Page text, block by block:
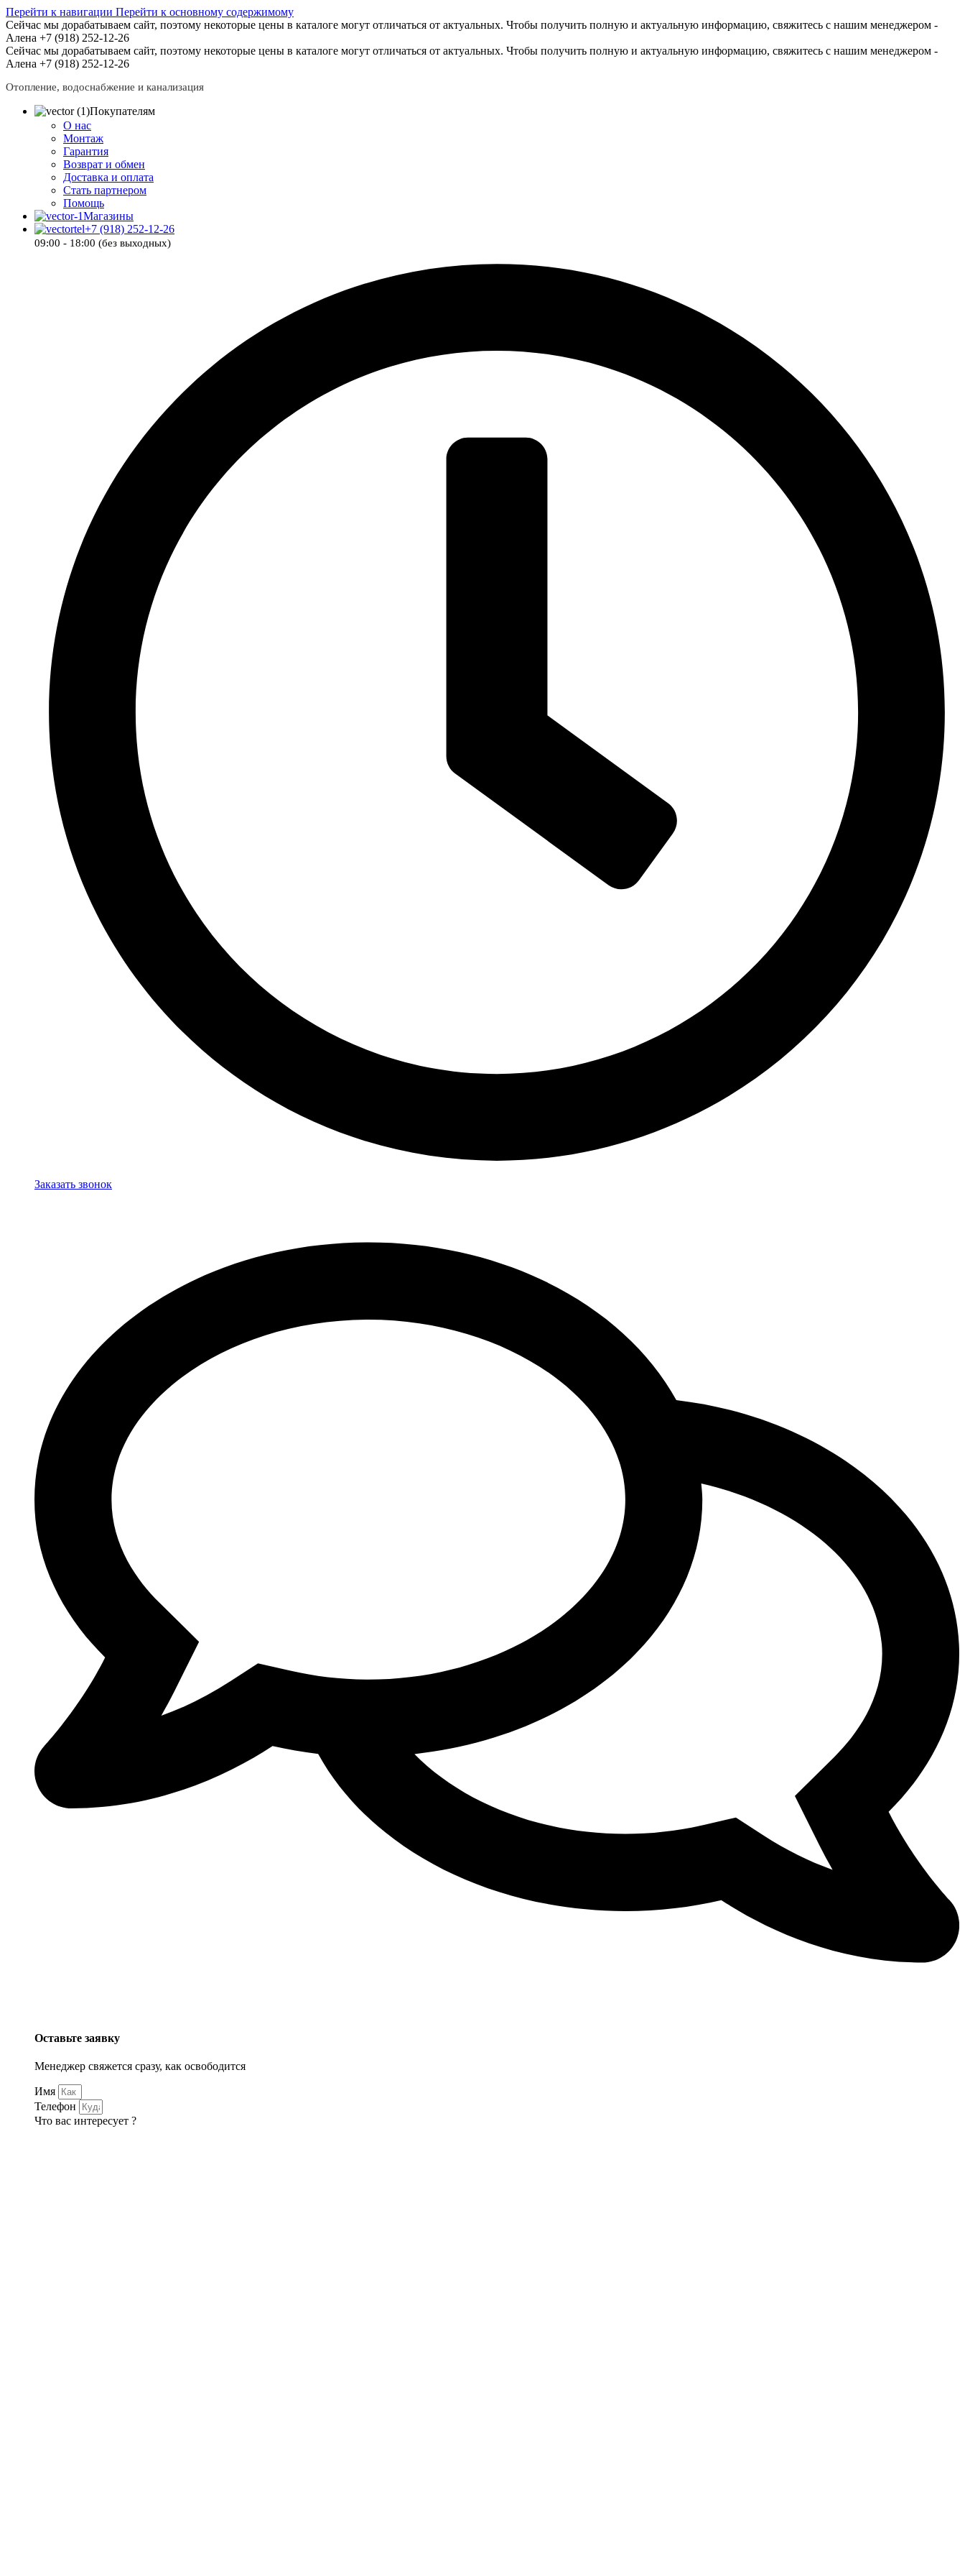
Перейти к навигации Перейти к основному содержимому
Сейчас мы дорабатываем сайт, поэтому некоторые цены в каталоге могут отличаться от актуальных. Чтобы получить полную и актуальную информацию, свяжитесь с нашим менеджером -
Алена +7 (918) 252-12-26
Сейчас мы дорабатываем сайт, поэтому некоторые цены в каталоге могут отличаться от актуальных. Чтобы получить полную и актуальную информацию, свяжитесь с нашим менеджером -
Алена +7 (918) 252-12-26
Отопление, водоснабжение и канализация
Покупателям
О нас
Монтаж
Гарантия
Возврат и обмен
Доставка и оплата
Стать партнером
Помощь
Магазины
+7 (918) 252-12-26
09:00 - 18:00 (без выходных)
Заказать звонок
Оставьте заявку
Менеджер свяжется сразу, как освободится
Имя
Телефон
Что вас интересует ?